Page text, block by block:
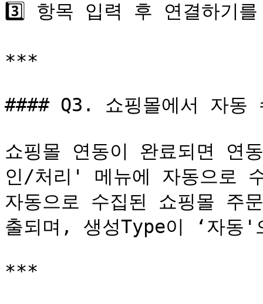
3️⃣ 항목 입력 후 연결하기
***
#### Q3. 쇼핑몰에서 자동
쇼핑몰 연동이 완료되면 연
인/처리' 메뉴에 자동으로
자동으로 수집된 쇼핑몰 주
출되며, 생성Type이 ‘자동'
***